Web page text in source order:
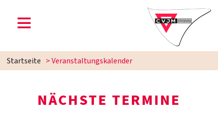
Startseite > Veranstaltungskalender
NÄCHSTE TERMINE